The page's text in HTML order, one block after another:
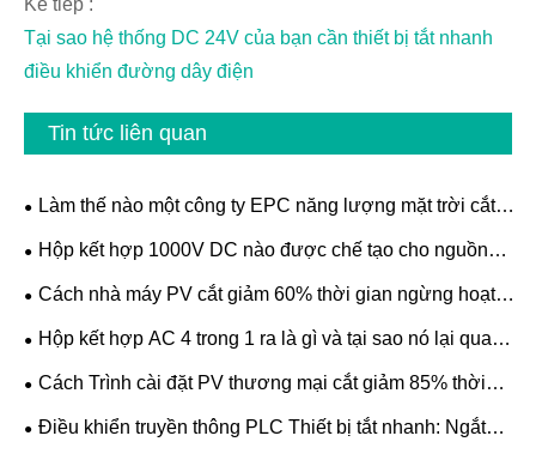
Kế tiếp :
Tại sao hệ thống DC 24V của bạn cần thiết bị tắt nhanh
điều khiển đường dây điện
Tin tức liên quan
Làm thế nào một công ty EPC năng lượng mặt trời cắt
giảm 70% lỗi hộp kết hợp với vỏ bọc Soutya DC
Hộp kết hợp 1000V DC nào được chế tạo cho nguồn
điện PV đáng tin cậy
Cách nhà máy PV cắt giảm 60% thời gian ngừng hoạt
động của chuỗi bằng Giá đỡ cầu chì DC 1000V
Hộp kết hợp AC 4 trong 1 ra là gì và tại sao nó lại quan
trọng
Cách Trình cài đặt PV thương mại cắt giảm 85% thời
gian ngừng hoạt động do lỗi hồ quang bằng Hộp kết hợp
Điều khiển truyền thông PLC Thiết bị tắt nhanh: Ngắt